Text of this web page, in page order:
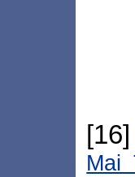
[16]
Mai